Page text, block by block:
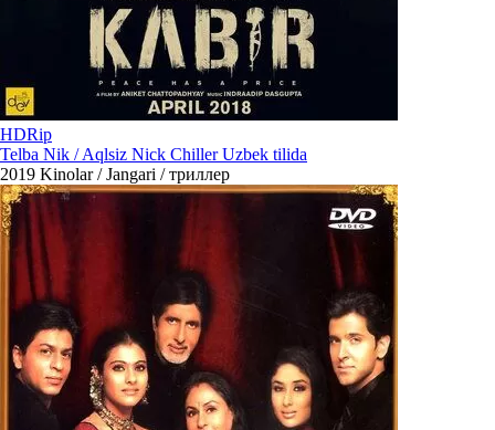
HDRip
Telba Nik / Aqlsiz Nick Chiller Uzbek tilida
2019 Kinolar / Jangari / триллер